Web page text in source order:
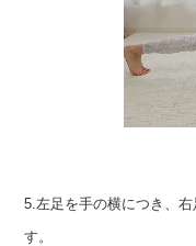
5.左足を手の横につき、
す。